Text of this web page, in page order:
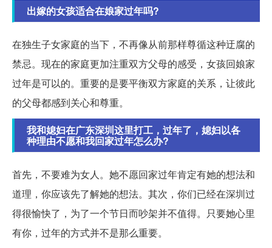
出嫁的女孩适合在娘家过年吗?
在独生子女家庭的当下，不再像从前那样尊循这种迂腐的
禁忌。现在的家庭更加注重双方父母的感受，女孩回娘家
过年是可以的。重要的是要平衡双方家庭的关系，让彼此
的父母都感到关心和尊重。
我和媳妇在广东深圳这里打工，过年了，媳妇以各
种理由不愿和我回家过年怎么办?
首先，不要难为女人。她不愿回家过年肯定有她的想法和
道理，你应该先了解她的想法。其次，你们已经在深圳过
得很愉快了，为了一个节日而吵架并不值得。只要她心里
有你，过年的方式并不是那么重要。